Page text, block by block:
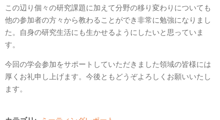
この辺り個々の研究課題に加えて分野の移り変わりについても
他の参加者の方々から教わることができ非常に勉強になりまし
た。自身の研究生活にも生かせるようにしたいと思っていま
す。
今回の学会参加をサポートしていただきました領域の皆様には
厚くお礼申し上げます。今後ともどうぞよろしくお願いいたし
ます。